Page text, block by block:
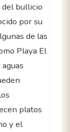
del bullicio
por su
de las
Playa El
platos
y el